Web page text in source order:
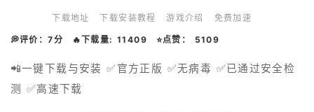
下载地址 下载安装教程 游戏介绍 免费加速
💭评价：7分 🔥下载量: 11409 ⭐点赞： 5109
📲一键下载与安装 ✅官方正版 ✅无病毒 ✅已通过安全检
测 ✅高速下载